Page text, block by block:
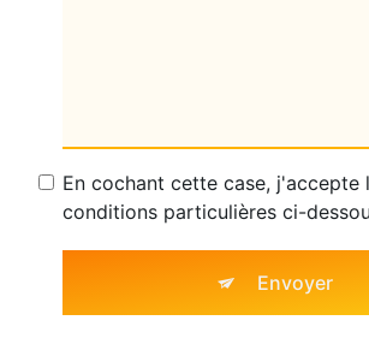
En cochant cette case, j'accepte
conditions particulières ci-
Envoyer